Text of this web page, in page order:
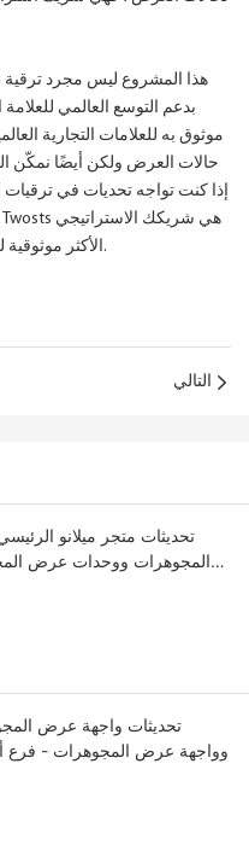
هذا المشروع ليس مجرد ترقية
موثوق به للعلامات التجارية
حالات العرض ولكن أيضًا نمكّن
إذا كنت تواجه تحديات في ترقيات
الأكثر موثوقية لرفع علامتك التجارية إلى ارتفاعات جديدة.
التالي
تحديثات متجر ميلانو
المجوهرات ووحدات عرض
تحديثات واجهة عرض
وواجهة عرض المجوهرات - فرع